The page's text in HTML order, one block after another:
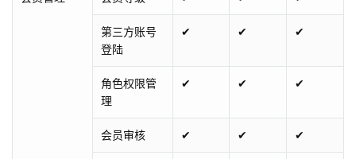
第三方账号
登陆
✔ ✔ ✔
角色权限管
理
✔ ✔ ✔
会员审核 ✔ ✔ ✔